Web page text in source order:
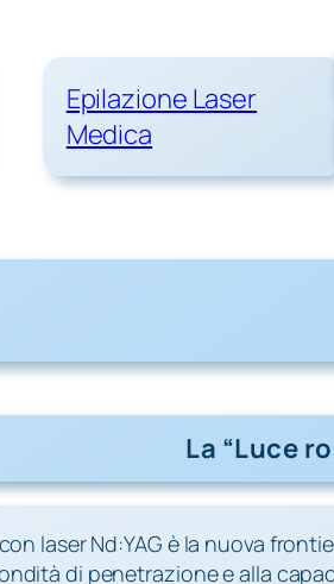
Epilazione Laser
Medica
La “Luce
laser Nd:YAG è la nuova
di penetrazione e alla